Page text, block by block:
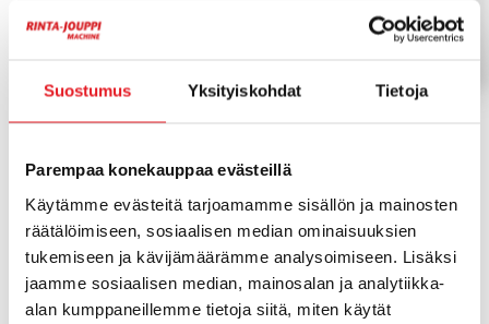
Suostumus Yksityiskohdat Tietoja
Parempaa konekauppaa evästeillä
Käytämme evästeitä tarjoamamme sisällön ja mainosten
räätälöimiseen, sosiaalisen median ominaisuuksien
tukemiseen ja kävijämäärämme analysoimiseen. Lisäksi
jaamme sosiaalisen median, mainosalan ja analytiikka-
alan kumppaneillemme tietoja siitä, miten käytät
Avant on yksi tunnetuimmista pienkuormaajien
valmistajista maailmassa, ja sen koneet ovat
arvostettuja monipuolisuutensa, helppokäyttöisyytensä
ja tehokkuutensa ansiosta. Avant-kuormaajat ovat
suunniteltu toimimaan ahtaissa tiloissa, mutta